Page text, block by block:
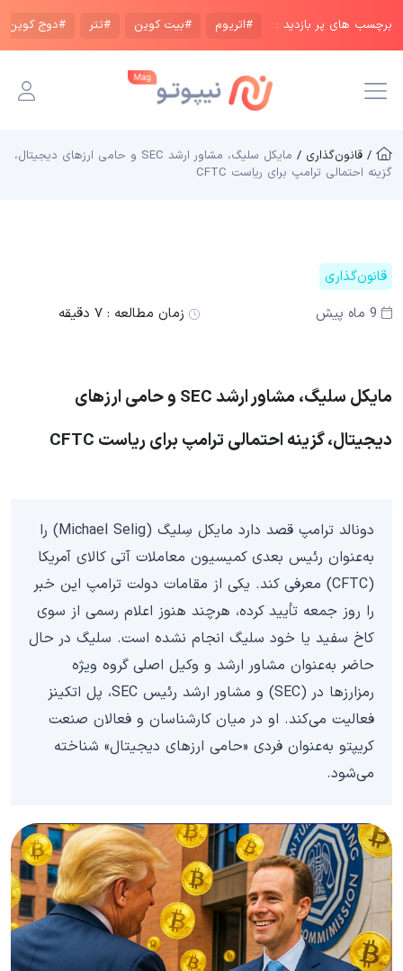
برچسب های پر بازدید : #اتریوم #بیت کوین #تتر #دوج کوین
/ قانون‌گذاری /
مایکل سلیگ، مشاور ارشد SEC و حامی ارزهای دیجیتال،
گزینه احتمالی ترامپ برای ریاست CFTC
قانون‌گذاری
9 ماه پیش
زمان مطالعه : ۷ دقیقه
مایکل سلیگ، مشاور ارشد SEC و حامی ارزهای
دیجیتال، گزینه احتمالی ترامپ برای ریاست CFTC
دونالد ترامپ قصد دارد مایکل سِلیگ (Michael Selig) را
به‌عنوان رئیس بعدی کمیسیون معاملات آتی کالای آمریکا
(CFTC) معرفی کند. یکی از مقامات دولت ترامپ این خبر
را روز جمعه تأیید کرده، هرچند هنوز اعلام رسمی از سوی
کاخ سفید یا خود سلیگ انجام نشده است. سلیگ در حال
حاضر به‌عنوان مشاور ارشد و وکیل اصلی گروه ویژه
رمزارزها در (SEC) و مشاور ارشد رئیس SEC، پل اتکینز
فعالیت می‌کند. او در میان کارشناسان و فعالان صنعت
کریپتو به‌عنوان فردی «حامی ارزهای دیجیتال» شناخته
می‌شود.